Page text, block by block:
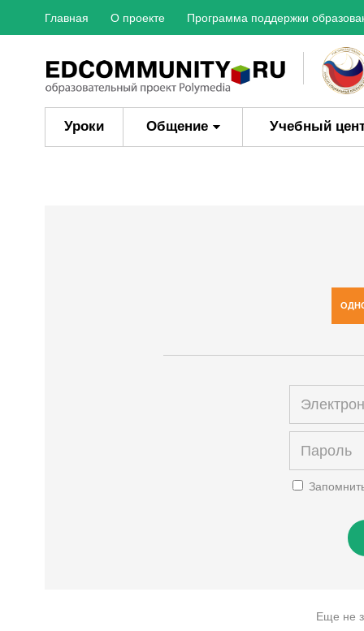
Главная О проекте Программа поддержки
Уроки Общение Учебный
Еще не